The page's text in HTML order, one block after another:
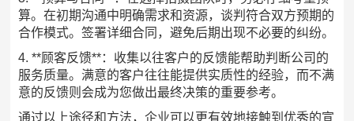
算。在初期沟通中明确需求和资源，谈判符合双方预期的
合作模式。签署详细合同，避免后期出现不必要的纠纷。
4. **顾客反馈**：收集以往客户的反馈能帮助判断公司的
服务质量。满意的客户往往能提供实质性的经验，而不满
意的反馈则会成为您做出最终决策的重要参考。
通过以上途径和方法，企业可以更有效地接触到优秀的宣